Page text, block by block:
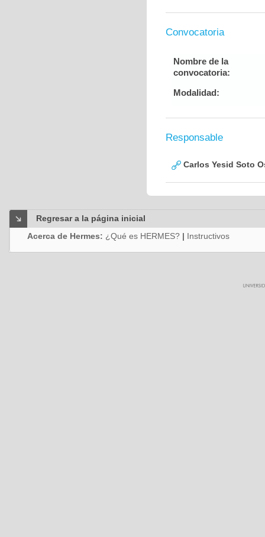
Convocatoria
Nombre de la
convocatoria:
Modalidad:
Responsable
Carlos Yesid Soto
Regresar a la página inicial
Acerca de Hermes: ¿Qué es HERMES? | Instructivos